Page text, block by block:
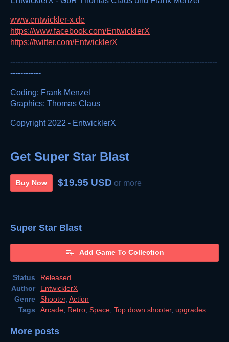
www.entwickler-x.de
https://www.facebook.com/EntwicklerX
https://twitter.com/EntwicklerX
---------------------------------------------------------------------------------
------------
Coding: Frank Menzel
Graphics: Thomas Claus
Copyright 2022 - EntwicklerX
Get Super Star Blast
Buy Now $19.95 USD or more
Super Star Blast
Add Game To Collection
Status
Released
Author
EntwicklerX
Genre
Shooter, Action
Tags
Arcade Retro Space Top down shooter, upgrades
More posts